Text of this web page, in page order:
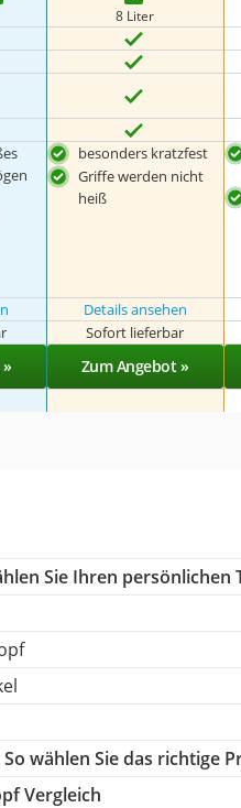
8 Liter
besonders kratzfest
Griffe werden nicht
heiß
Details ansehen
Sofort lieferbar
Zum Angebot »
Sie Ihren persönlichen
So wählen Sie das richtige
Vergleich